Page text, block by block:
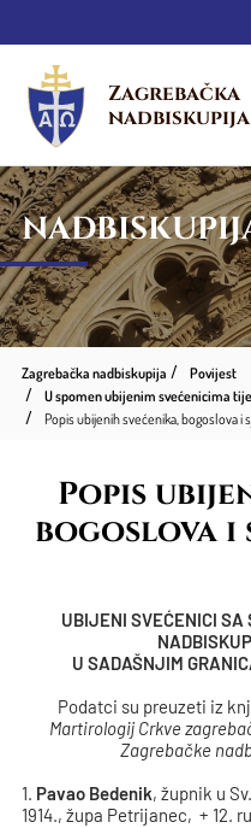
Zagrebačka
nadbiskupija
Zagrebačka nadbiskupija
Povijest
U spomen ubijenim svećenicima
Popis ubijenih svećenika, bogoslova i
Popis
bogoslova i
UBIJENI SVEĆENICI SA
U SADAŠNJIM
Podatci su preuzeti iz
Martirologij Crkve
Zagrebačke
1. Pavao Bedenik, župnik u
1914., župa Petrijanec, + 12.